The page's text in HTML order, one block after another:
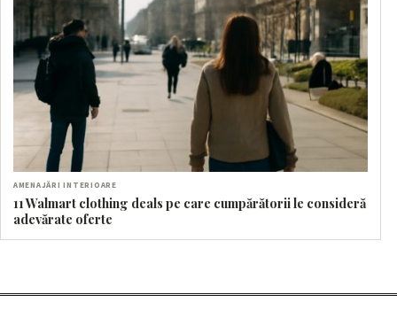
AMENAJĂRI INTERIOARE
11 Walmart clothing deals pe care cumpărătorii le consideră
adevărate oferte